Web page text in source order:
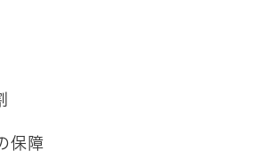
保障